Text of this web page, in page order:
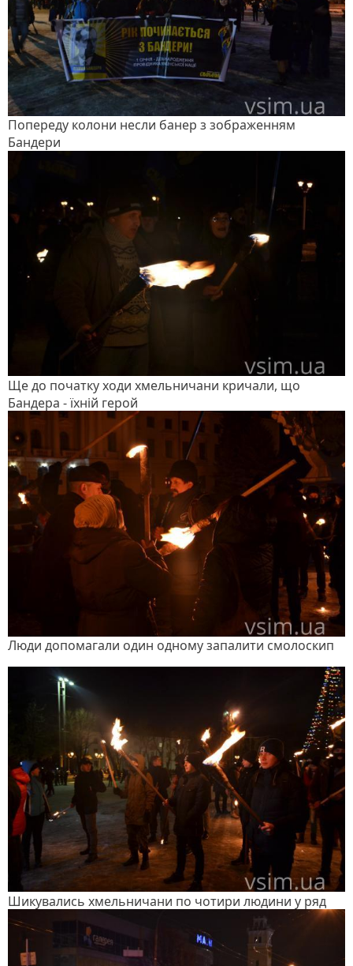
Попереду колони несли банер з зображенням
Бандери
Ще до початку ходи хмельничани кричали, що
Бандера - їхній герой
Люди допомагали один одному запалити смолоскип
Шикувались хмельничани по чотири людини у ряд